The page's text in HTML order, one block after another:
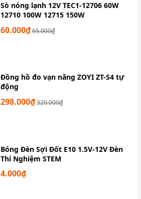
Sò nóng lạnh 12V TEC1-12706 60W
12710 100W 12715 150W
60.000₫65.000₫
Đồng hồ đo vạn năng ZOYI ZT-S4 tự
động
298.000₫320.000₫
Bóng Đèn Sợi Đốt E10 1.5V-12V Đèn
Thí Nghiệm STEM
4.000₫